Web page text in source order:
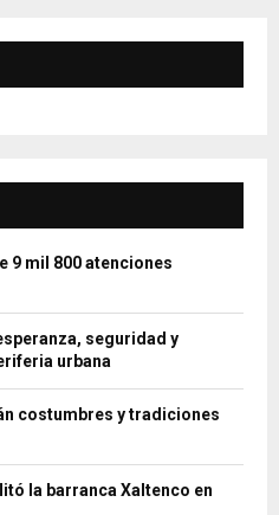
9 mil 800 atenciones
seguridad y
urbana
costumbres y tradiciones
la barranca Xaltenco en